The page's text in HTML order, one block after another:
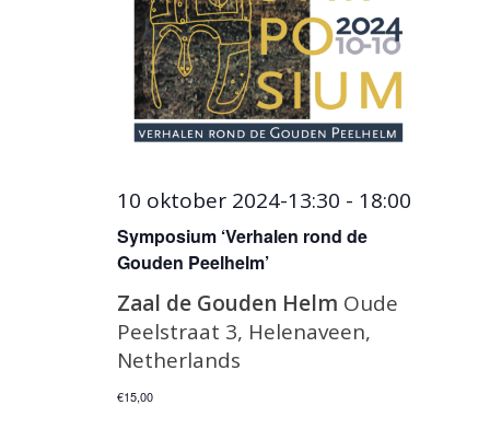
Symposium ‘Verhalen rond de
Gouden Peelhelm’
10 oktober 2024-13:30 - 18:00
Zaal de Gouden Helm Oude
Peelstraat 3, Helenaveen,
Netherlands
€15,00